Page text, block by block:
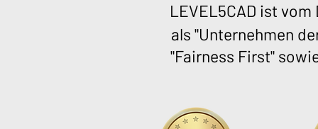
LEVEL5CAD ist
als "Unternehmen
"Fairness First"